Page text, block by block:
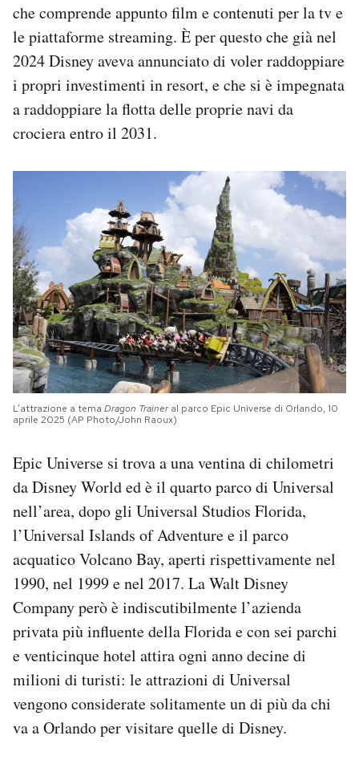
che comprende appunto film e contenuti per la tv e
le piattaforme streaming. È per questo che già nel
2024 Disney aveva annunciato di voler raddoppiare
i propri investimenti in resort, e che si è impegnata
a raddoppiare la flotta delle proprie navi da
crociera entro il 2031.
L’attrazione a tema Dragon Traineral parco Epic Universe di Orlando, 10
aprile 2025 (AP Photo/John Raoux)
Epic Universe si trova a una ventina di chilometri
da Disney World ed è il quarto parco di Universal
nell’area, dopo gli Universal Studios Florida,
l’Universal Islands of Adventure e il parco
acquatico Volcano Bay, aperti rispettivamente nel
1990, nel 1999 e nel 2017. La Walt Disney
Company però è indiscutibilmente l’azienda
privata più influente della Florida e con sei parchi
e venticinque hotel attira ogni anno decine di
milioni di turisti: le attrazioni di Universal
vengono considerate solitamente un di più da chi
va a Orlando per visitare quelle di Disney.